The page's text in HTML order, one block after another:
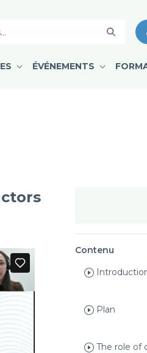
ÉVÉNEMENTS
Contenu
Plan
The role of